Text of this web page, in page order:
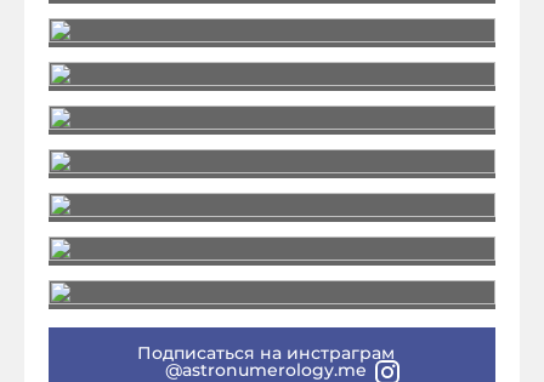
Подписаться на инстраграм
@astronumerology.me